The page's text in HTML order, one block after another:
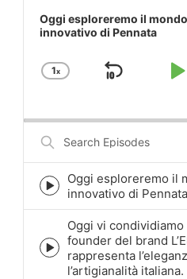
Oggi esploreremo il
innovativo di Pennata
Change
1x
Skip
Search
Episodes
Episode
play
icon
Oggi esploreremo il
innovativo di Pennata
Episode
play
Oggi vi
founder del brand
rappresenta
l’artigianalità italiana.